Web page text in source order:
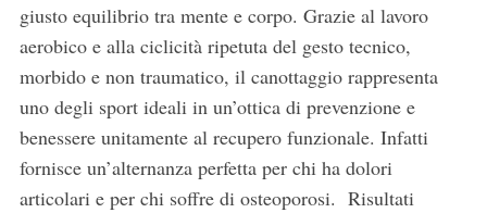
giusto equilibrio tra mente e corpo. Grazie al lavoro
aerobico e alla ciclicità ripetuta del gesto tecnico,
morbido e non traumatico, il canottaggio rappresenta
uno degli sport ideali in un’ottica di prevenzione e
benessere unitamente al recupero funzionale. Infatti
fornisce un’alternanza perfetta per chi ha dolori
articolari e per chi soffre di osteoporosi. Risultati